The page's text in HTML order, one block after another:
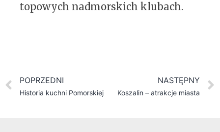
topowych nadmorskich klubach.
POPRZEDNI
Historia kuchni Pomorskiej
NASTĘPNY
Koszalin – atrakcje miasta